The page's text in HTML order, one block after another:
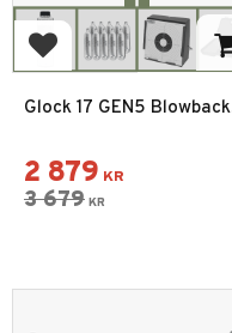
Add to favorites
Glock 17 GEN5 Blowback
2 879 KR
3 679 KR